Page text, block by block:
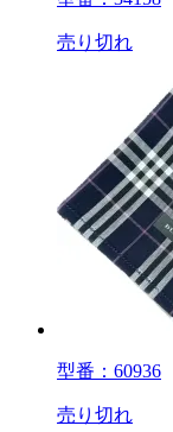
売り切れ
型番：60936
売り切れ